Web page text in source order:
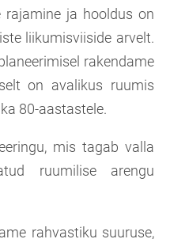
rajamine ja hooldus on
liikumisviiside arvelt.
rakendame
on avalikus ruumis
80-aastastele.
mis tagab valla
ruumilise arengu
rahvastiku suuruse,